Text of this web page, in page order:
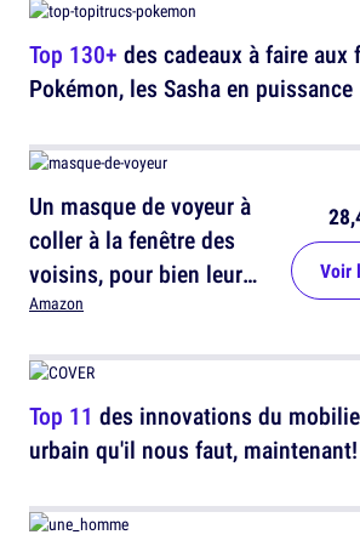
Top 130+ des cadeaux à faire aux
Pokémon, les Sasha en puissance
Un masque de voyeur à
coller à la fenêtre des
voisins, pour bien leur
foutre la frousse
Amazon
Voir
Top 11 des innovations du
urbain qu'il nous faut, maintenant!